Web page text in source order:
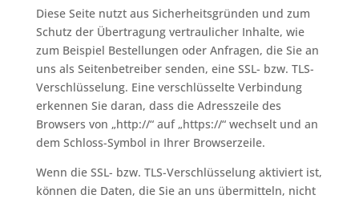
Diese Seite nutzt aus Sicherheitsgründen und zum
Schutz der Übertragung vertraulicher Inhalte, wie
zum Beispiel Bestellungen oder Anfragen, die Sie an
uns als Seitenbetreiber senden, eine SSL- bzw. TLS-
Verschlüsselung. Eine verschlüsselte Verbindung
erkennen Sie daran, dass die Adresszeile des
Browsers von „http://“ auf „https://“ wechselt und an
dem Schloss-Symbol in Ihrer Browserzeile.
Wenn die SSL- bzw. TLS-Verschlüsselung aktiviert ist,
können die Daten, die Sie an uns übermitteln, nicht